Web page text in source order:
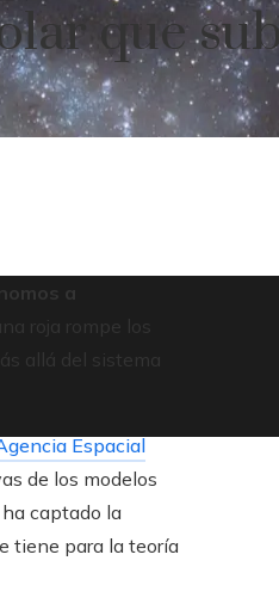
que
a
roja rompe los
allá del sistema
Espacial
de los modelos
captado la
tiene para la teoría